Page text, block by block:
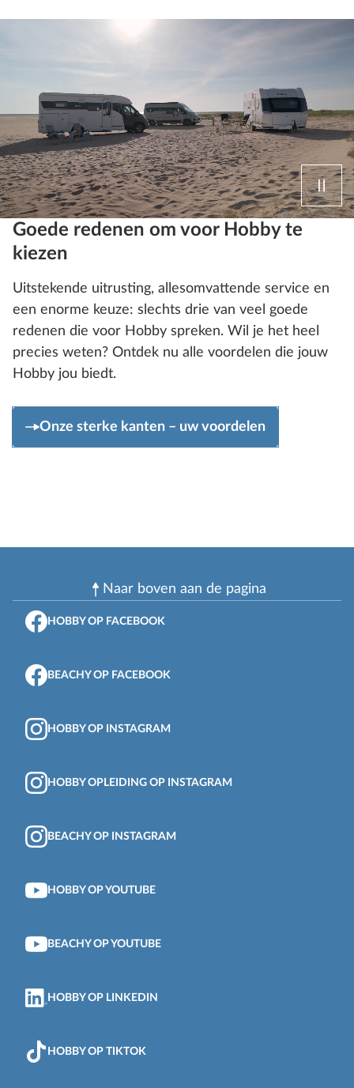
Goede redenen om voor Hobby te
kiezen
Uitstekende uitrusting, allesomvattende service en
een enorme keuze: slechts drie van veel goede
redenen die voor Hobby spreken. Wil je het heel
precies weten? Ontdek nu alle voordelen die jouw
Hobby jou biedt.
Onze sterke kanten – uw voordelen
Naar boven aan de pagina
HOBBY OP FACEBOOK
BEACHY OP FACEBOOK
HOBBY OP INSTAGRAM
HOBBY OPLEIDING OP INSTAGRAM
BEACHY OP INSTAGRAM
HOBBY OP YOUTUBE
BEACHY OP YOUTUBE
HOBBY OP LINKEDIN
HOBBY OP TIKTOK